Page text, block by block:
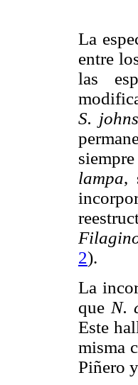
La
entre
las
S.
lampa,
2).
La
que N.
Este
misma
Piñero